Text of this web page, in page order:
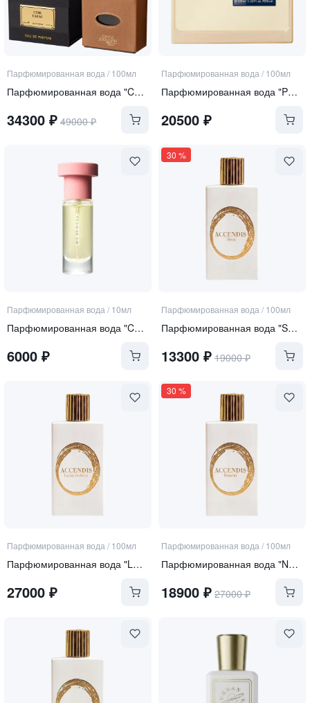
Парфюмированная вода / 100мл
Парфюмированная вода "Cuir Tabac"
34300 ₽ 49000₽
Парфюмированная вода / 100мл
Парфюмированная вода "Perle Rare"
20500₽
Парфюмированная вода / 10мл
Парфюмированная вода "Curiosity"
6000 ₽
30 %
Парфюмированная вода / 100мл
Парфюмированная вода "SERA"
13300₽ 19000₽
Парфюмированная вода / 100мл
Парфюмированная вода "LUNA DULCIUS"
27000 ₽
30 %
Парфюмированная вода / 100мл
Парфюмированная вода "NOORIA"
18900₽ 27000₽